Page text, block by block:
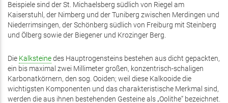
Beispiele sind der St. Michaelsberg südlich von Riegel am
Kaiserstuhl, der Nimberg und der Tuniberg zwischen Merdingen und
Niederrimsingen, der Schönberg südlich von Freiburg mit Steinberg
und Ölberg sowie der Biegener und Krozinger Berg.
Die Kalksteinedes Hauptrogensteins bestehen aus dicht gepackten,
ein bis maximal zwei Millimeter großen, konzentrisch-schaligen
Karbonatkörnern, den sog. Ooiden; weil diese Kalkooide die
wichtigsten Komponenten und das charakteristische Merkmal sind,
werden die aus ihnen bestehenden Gesteine als „Oolithe“ bezeichnet.